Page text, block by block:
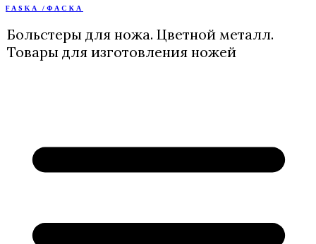
Перейти
содержимому
FASKA /ФАСКА
Больстеры для ножа. Цветной металл.
Товары для изготовления ножей